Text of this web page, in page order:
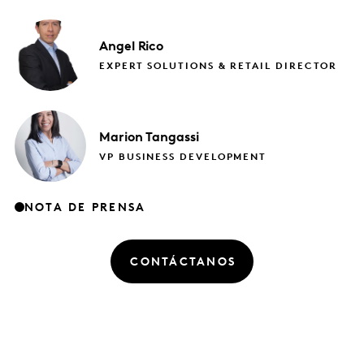
Angel Rico
EXPERT SOLUTIONS & RETAIL DIRECTOR
MarionTangassi
VP BUSINESS DEVELOPMENT
NOTA DE PRENSA
CONTÁCTANOS